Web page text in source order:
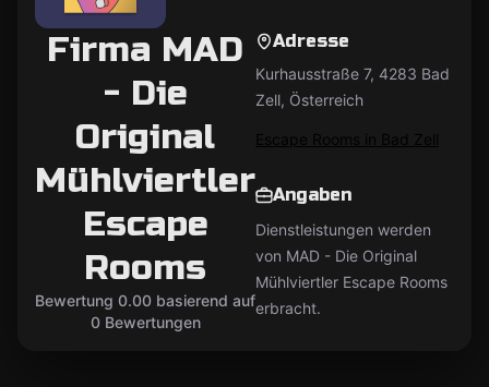
Firma MAD
- Die
Original
Mühlviertler
Escape
Rooms
Bewertung 0.00 basierend auf
0 Bewertungen
Adresse
Kurhausstraße 7, 4283 Bad
Zell, Österreich
Escape Rooms in Bad Zell
Angaben
Dienstleistungen werden
von MAD - Die Original
Mühlviertler Escape Rooms
erbracht.